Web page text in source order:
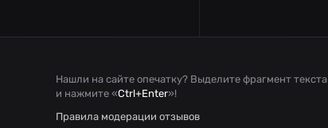
Нашли на сайте опечатку? Выделите фрагмент текста
и нажмите «Ctrl+Enter»!
Правила модерации отзывов